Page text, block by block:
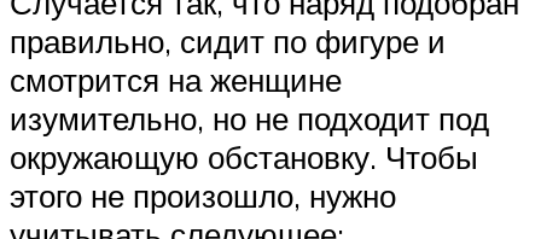
правильно, сидит по фигуре и
смотрится на женщине
изумительно, но не подходит под
окружающую обстановку. Чтобы
этого не произошло, нужно